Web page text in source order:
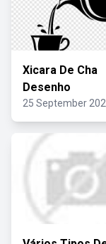
Xicara De Cha
Desenho
25 September